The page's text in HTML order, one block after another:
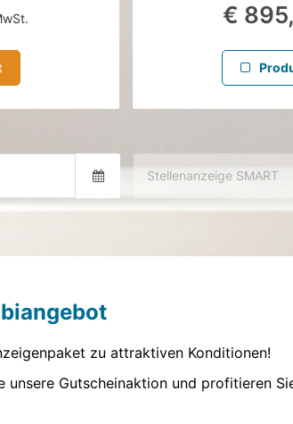
€
zu attraktiven Konditionen!
unsere Gutscheinaktion und profitieren